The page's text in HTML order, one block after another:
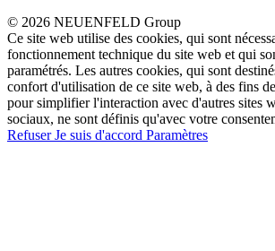
© 2026 NEUENFELD Group
Ce site web utilise des cookies, qui sont
fonctionnement technique du site web et qui
paramétrés. Les autres cookies, qui sont
confort d'utilisation de ce site web, à des fins
pour simplifier l'interaction avec d'autres sites
sociaux, ne sont définis qu'avec votre
RefuserJe suis d'accord Paramètres